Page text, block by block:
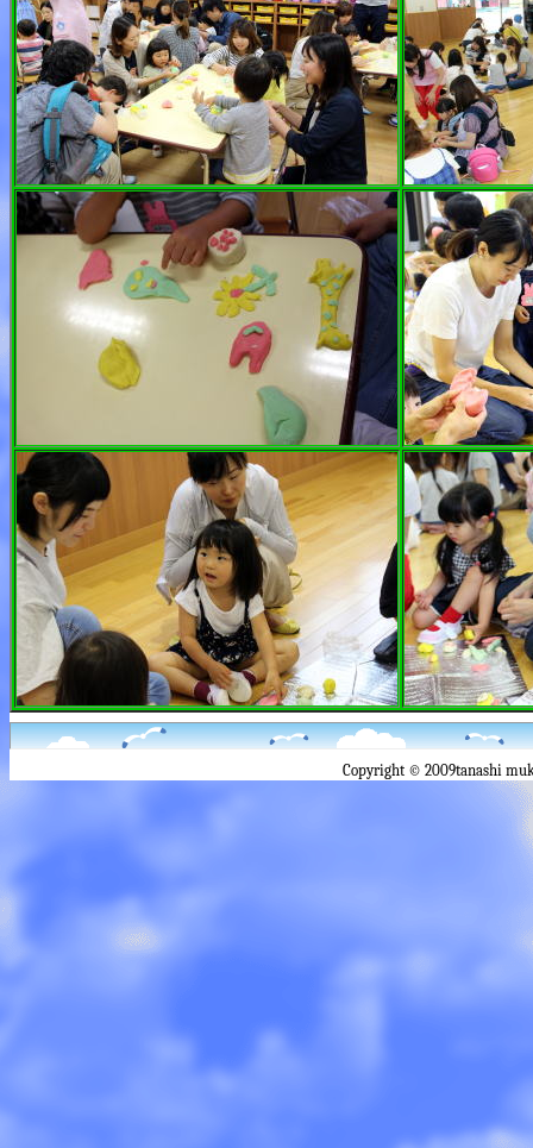
Copyright © 2009tanashi